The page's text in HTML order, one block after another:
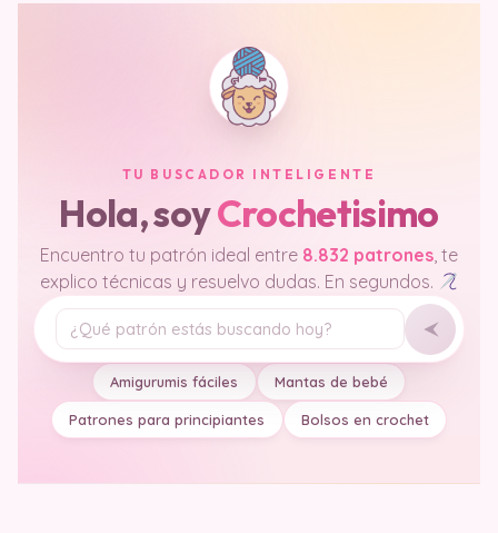
TU BUSCADOR INTELIGENTE
Hola, soyCrochetisimo
Encuentro tu patrón ideal entre 8.832 patrones, te
explico técnicas y resuelvo dudas. En segundos.
Tu pregunta
Amigurumis fáciles Mantas de bebé
Patrones para principiantes Bolsos en crochet